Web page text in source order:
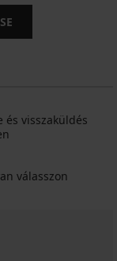
és visszaküldés
válasszon